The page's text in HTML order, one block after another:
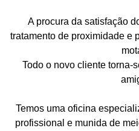
A procura da satisfação
tratamento de proximidade e
Todo o novo cliente torna-
Temos uma oficina
profissional e munida de